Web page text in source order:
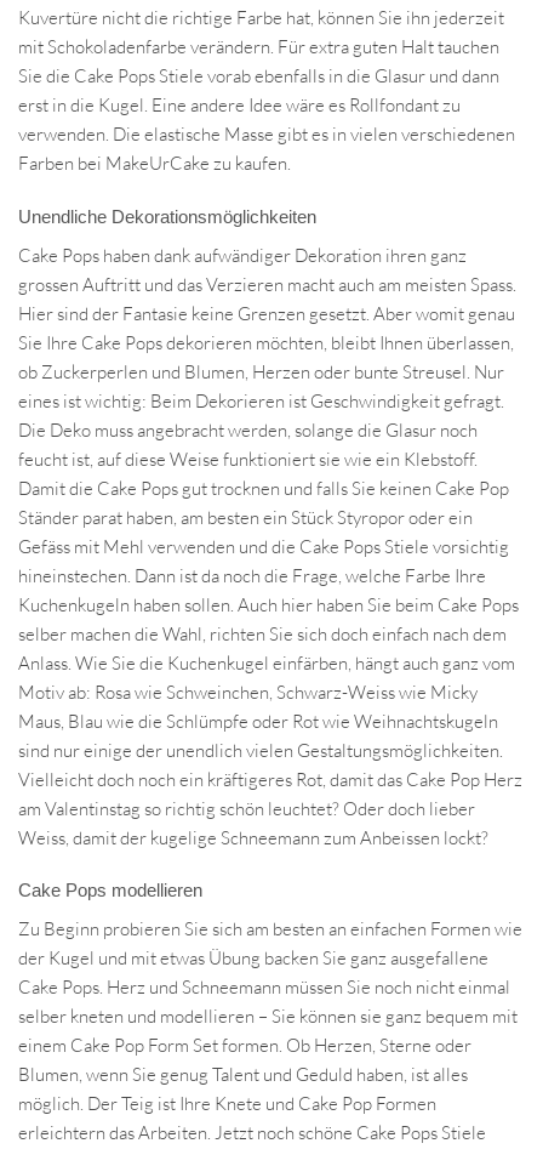
Kuvertüre nicht die richtige Farbe hat, können Sie ihn jederzeit
mit Schokoladenfarbe verändern. Für extra guten Halt tauchen
Sie die Cake Pops Stiele vorab ebenfalls in die Glasur und dann
erst in die Kugel. Eine andere Idee wäre es Rollfondant zu
verwenden. Die elastische Masse gibt es in vielen verschiedenen
Farben bei MakeUrCake zu kaufen.
Unendliche Dekorationsmöglichkeiten
Cake Pops haben dank aufwändiger Dekoration ihren ganz
grossen Auftritt und das Verzieren macht auch am meisten Spass.
Hier sind der Fantasie keine Grenzen gesetzt. Aber womit genau
Sie Ihre Cake Pops dekorieren möchten, bleibt Ihnen überlassen,
ob Zuckerperlen und Blumen, Herzen oder bunte Streusel. Nur
eines ist wichtig: Beim Dekorieren ist Geschwindigkeit gefragt.
Die Deko muss angebracht werden, solange die Glasur noch
feucht ist, auf diese Weise funktioniert sie wie ein Klebstoff.
Damit die Cake Pops gut trocknen und falls Sie keinen Cake Pop
Ständer parat haben, am besten ein Stück Styropor oder ein
Gefäss mit Mehl verwenden und die Cake Pops Stiele vorsichtig
hineinstechen. Dann ist da noch die Frage, welche Farbe Ihre
Kuchenkugeln haben sollen. Auch hier haben Sie beim Cake Pops
selber machen die Wahl, richten Sie sich doch einfach nach dem
Anlass. Wie Sie die Kuchenkugel einfärben, hängt auch ganz vom
Motiv ab: Rosa wie Schweinchen, Schwarz-Weiss wie Micky
Maus, Blau wie die Schlümpfe oder Rot wie Weihnachtskugeln
sind nur einige der unendlich vielen Gestaltungsmöglichkeiten.
Vielleicht doch noch ein kräftigeres Rot, damit das Cake Pop Herz
am Valentinstag so richtig schön leuchtet? Oder doch lieber
Weiss, damit der kugelige Schneemann zum Anbeissen lockt?
Cake Pops modellieren
Zu Beginn probieren Sie sich am besten an einfachen Formen wie
der Kugel und mit etwas Übung backen Sie ganz ausgefallene
Cake Pops. Herz und Schneemann müssen Sie noch nicht einmal
selber kneten und modellieren – Sie können sie ganz bequem mit
einem Cake Pop Form Set formen. Ob Herzen, Sterne oder
Blumen, wenn Sie genug Talent und Geduld haben, ist alles
möglich. Der Teig ist Ihre Knete und Cake Pop Formen
erleichtern das Arbeiten. Jetzt noch schöne Cake Pops Stiele